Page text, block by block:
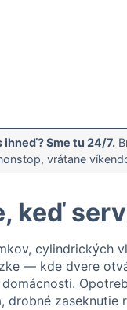
Sme tu 24/7.
vrátane
keď
cylindrických
— kde dvere
drobné zaseknutie